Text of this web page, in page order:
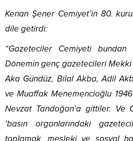
Kenan Şener Cemiyet’in 80.
dile getirdi:
“Gazeteciler Cemiyeti
Dönemin genç gazetecileri Mekki
Aka Gündüz, Bilal Akba, Adil
ve Muaffak Menemencioğlu
Nevzat Tandoğan’a gittiler. Ve
‘basın organlarındaki
toplamak, mesleki ve sosyal